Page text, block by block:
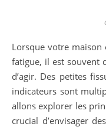
Lorsque votre maison commence à montrer des signes de
fatigue, il est souvent
d’agir. Des petites
indicateurs sont
allons explorer les
crucial d’envisager